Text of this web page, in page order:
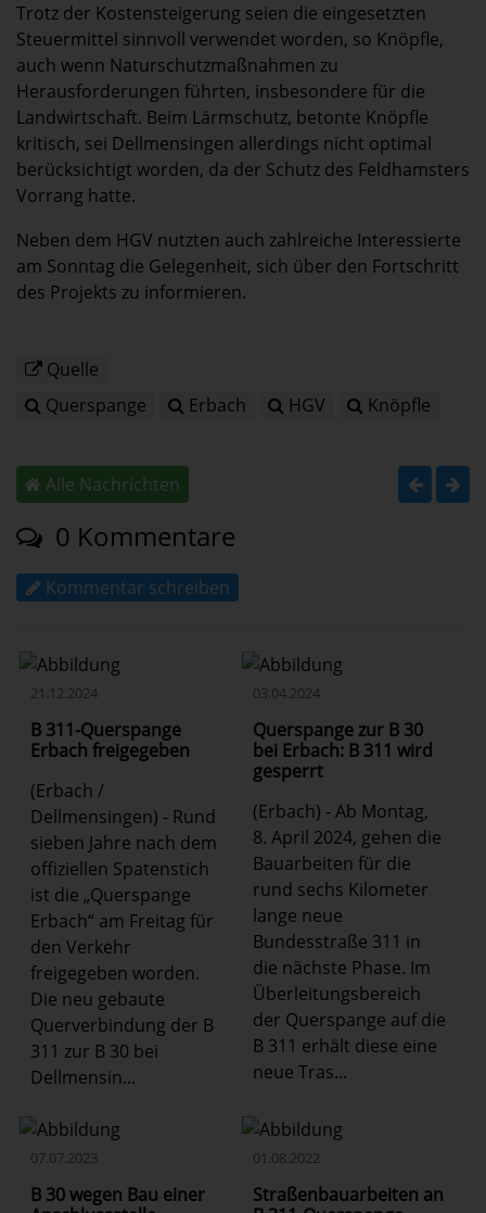
Trotz der Kostensteigerung seien die eingesetzten
Steuermittel sinnvoll verwendet worden, so Knöpfle,
auch wenn Naturschutzmaßnahmen zu
Herausforderungen führten, insbesondere für die
Landwirtschaft. Beim Lärmschutz, betonte Knöpfle
kritisch, sei Dellmensingen allerdings nicht optimal
berücksichtigt worden, da der Schutz des Feldhamsters
Vorrang hatte.
Neben dem HGV nutzten auch zahlreiche Interessierte
am Sonntag die Gelegenheit, sich über den Fortschritt
des Projekts zu informieren.
Quelle
Querspange
Erbach HGV Knöpfle
Alle Nachrichten
0 Kommentare
Kommentar schreiben
21.12.2024
B 311-Querspange
Erbach freigegeben
(Erbach /
Dellmensingen) - Rund
sieben Jahre nach dem
offiziellen Spatenstich
ist die „Querspange
Erbach“ am Freitag für
den Verkehr
freigegeben worden.
Die neu gebaute
Querverbindung der B
311 zur B 30 bei
Dellmensin...
03.04.2024
Querspange zur B 30
bei Erbach: B 311 wird
gesperrt
(Erbach) - Ab Montag,
8. April 2024, gehen die
Bauarbeiten für die
rund sechs Kilometer
lange neue
Bundesstraße 311 in
die nächste Phase. Im
Überleitungsbereich
der Querspange auf die
B 311 erhält diese eine
neue Tras...
07.07.2023
B 30 wegen Bau einer
01.08.2022
Straßenbauarbeiten an